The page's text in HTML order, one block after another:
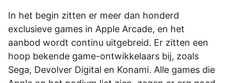
In het begin zitten er meer dan honderd
exclusieve games in Apple Arcade, en het
aanbod wordt continu uitgebreid. Er zitten een
hoop bekende game-ontwikkelaars bij, zoals
Sega, Devolver Digital en Konami. Alle games die